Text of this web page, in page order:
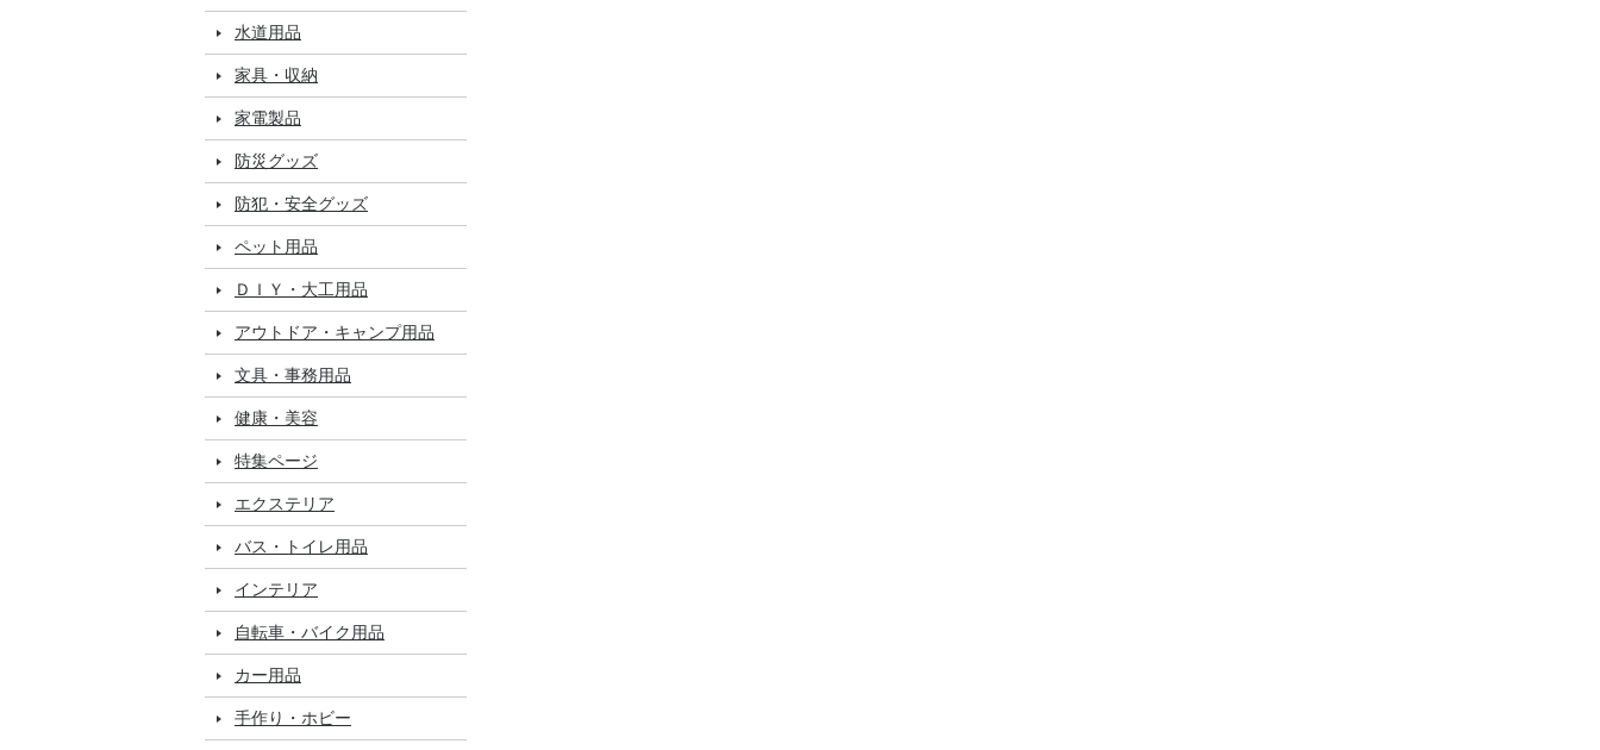
水道用品
家具・収納
家電製品
防災グッズ
防犯・安全グッズ
ペット用品
ＤＩＹ・大工用品
アウトドア・キャンプ用品
文具・事務用品
健康・美容
特集ページ
エクステリア
バス・トイレ用品
インテリア
自転車・バイク用品
カー用品
手作り・ホビー